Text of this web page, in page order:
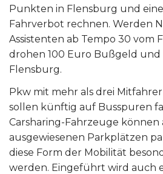
Punkten in Flensburg und
Fahrverbot rechnen. Werden
Assistenten ab Tempo 30 vom
drohen 100 Euro Bußgeld und
Flensburg.
Pkw mit mehr als drei
sollen künftig auf Busspuren
Carsharing-Fahrzeuge können
ausgewiesenen Parkplätzen
diese Form der Mobilität
werden. Eingeführt wird auch